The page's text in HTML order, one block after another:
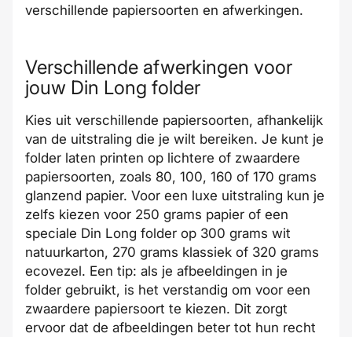
verschillende papiersoorten en afwerkingen.
Verschillende afwerkingen voor
jouw Din Long folder
Kies uit verschillende papiersoorten, afhankelijk
van de uitstraling die je wilt bereiken. Je kunt je
folder laten printen op lichtere of zwaardere
papiersoorten, zoals 80, 100, 160 of 170 grams
glanzend papier. Voor een luxe uitstraling kun je
zelfs kiezen voor 250 grams papier of een
speciale Din Long folder op 300 grams wit
natuurkarton, 270 grams klassiek of 320 grams
ecovezel. Een tip: als je afbeeldingen in je
folder gebruikt, is het verstandig om voor een
zwaardere papiersoort te kiezen. Dit zorgt
ervoor dat de afbeeldingen beter tot hun recht